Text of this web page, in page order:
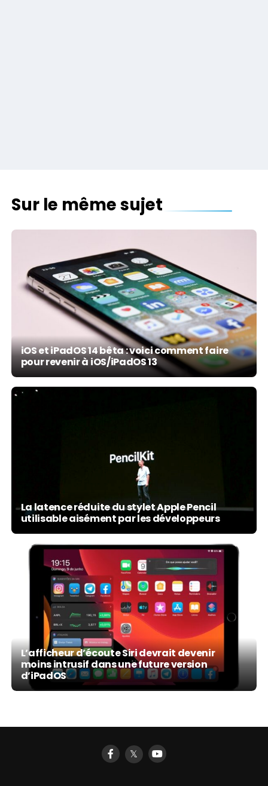
Sur le même sujet
iOS et iPadOS 14 bêta : voici comment faire
pour revenir à iOS/iPadOS 13
La latence réduite du stylet Apple Pencil
utilisable aisément par les développeurs
L’afficheur d’écoute Siri devrait devenir
moins intrusif dans une future version
d’iPadOS
𝕏